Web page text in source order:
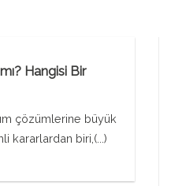
Hangisi Bir
çözümlerine büyük
kararlardan biri,(...)